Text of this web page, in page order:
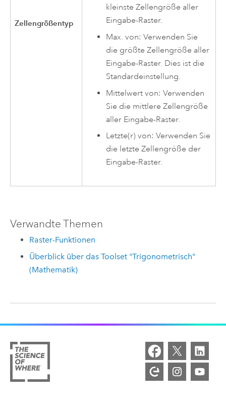
Zellengrößentyp
kleinste Zellengröße aller
Eingabe-Raster.
Max. von: Verwenden Sie
die größte Zellengröße aller
Eingabe-Raster. Dies ist die
Standardeinstellung.
Mittelwert von: Verwenden
Sie die mittlere Zellengröße
aller Eingabe-Raster.
Letzte(r) von: Verwenden Sie
die letzte Zellengröße der
Eingabe-Raster.
Verwandte Themen
Raster-Funktionen
Überblick über das Toolset "Trigonometrisch"
(Mathematik)